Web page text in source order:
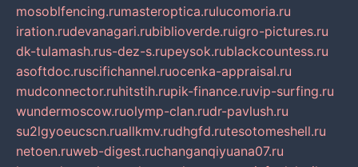
mosoblfencing.rumasteroptica.rulucomoria.ru
iration.rudevanagari.rubiblioverde.ruigro-pictures.ru
dk-tulamash.rus-dez-s.rupeysok.rublackcountess.ru
asoftdoc.ruscifichannel.ruocenka-appraisal.ru
mudconnector.ruhitstih.rupik-finance.ruvip-surfing.ru
wundermoscow.ruolymp-clan.rudr-pavlush.ru
su2lgyoeucscn.ruallkmv.rudhgfd.rutesotomeshell.ru
netoen.ruweb-digest.ruchanganqiyuana07.ru